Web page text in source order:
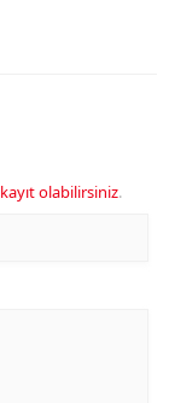
kayıt olabilirsiniz.